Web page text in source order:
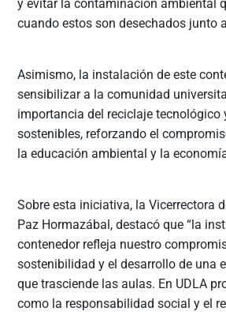
y evitar la contaminación ambiental
cuando estos son desechados junto
Asimismo, la instalación de este
sensibilizar a la comunidad
importancia del reciclaje
sostenibles, reforzando el
la educación ambiental y la
Sobre esta iniciativa, la Vicerrectora
Paz Hormazábal, destacó que “la
contenedor refleja nuestro
sostenibilidad y el desarrollo de una
que trasciende las aulas. En UDLA
como la responsabilidad social y el